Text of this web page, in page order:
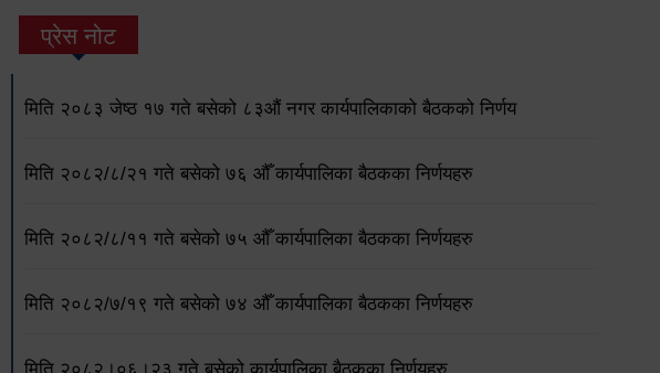
प्रेस नोट
मिति २०८३ जेष्ठ १७ गते बसेको ८३औं नगर कार्यपालिकाको बैठकको निर्णय
मिति २०८२/८/२१ गते बसेको ७६ औँ कार्यपालिका बैठकका निर्णयहरु
मिति २०८२/८/११ गते बसेको ७५ औँ कार्यपालिका बैठकका निर्णयहरु
मिति २०८२/७/१९ गते बसेको ७४ औँ कार्यपालिका बैठकका निर्णयहरु